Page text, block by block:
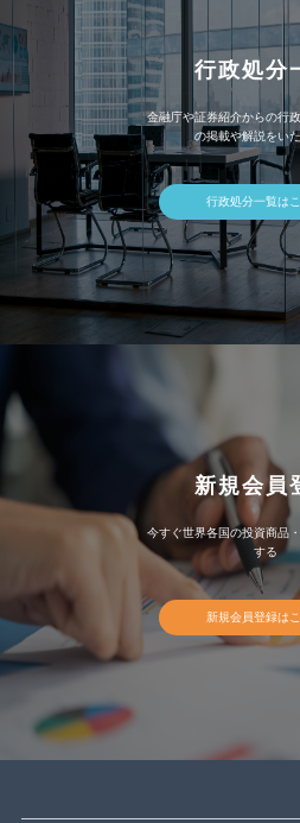
行政処分
金融庁や証券紹介からの行
の掲載や解説をい
行政処分一覧は
新規会員
今すぐ世界各国の投資商品
する
新規会員登録は